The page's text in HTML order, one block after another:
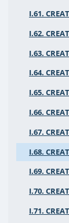
I.61.
I.62.
I.64.
I.65.
I.66.
I.67.
I.68.
I.70.
I.71.